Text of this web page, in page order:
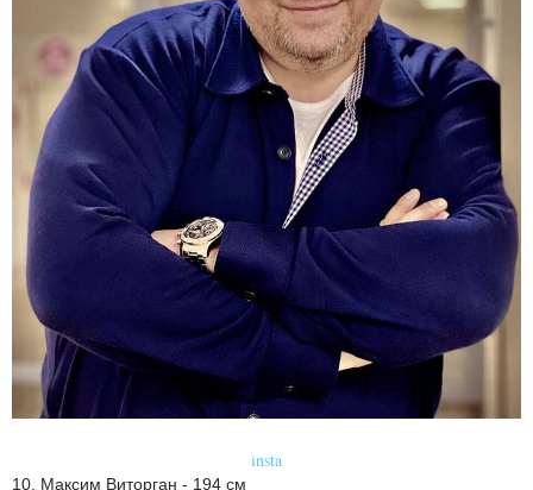
insta
10. Максим Виторган - 194 см